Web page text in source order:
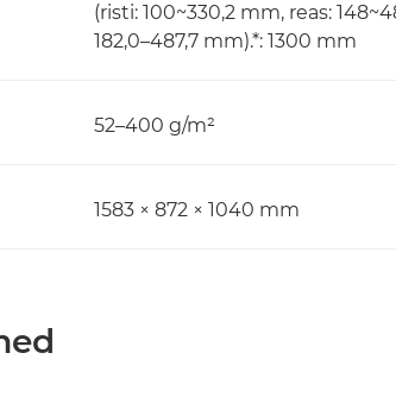
(risti: 100~330,2 mm, reas:
182,0–487,7 mm).*: 1300 mm
52–400 g/m²
1583 × 872 × 1040 mm